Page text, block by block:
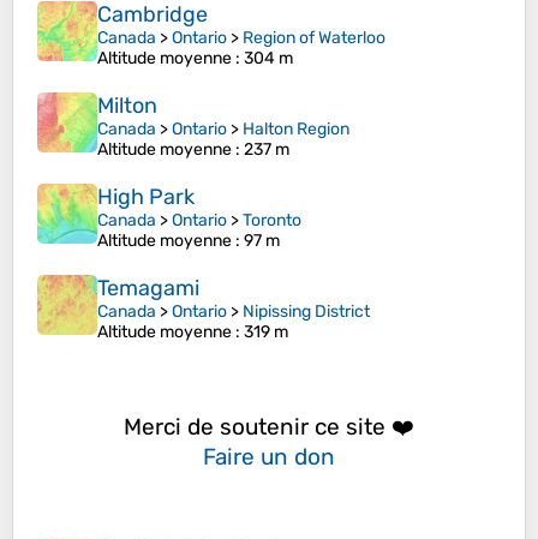
Cambridge
Canada >Ontario > Region of Waterloo
Altitude moyenne : 304 m
Milton
Canada >Ontario > Halton Region
Altitude moyenne : 237 m
High Park
Canada >Ontario >Toronto
Altitude moyenne : 97 m
Temagami
Canada >Ontario > Nipissing District
Altitude moyenne : 319 m
Merci de soutenir ce site ❤️
Faire un don